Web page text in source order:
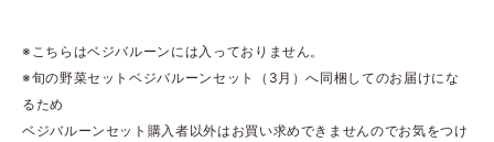
※こちらはベジバルーンには入っておりません。
※旬の野菜セットベジバルーンセット（3月）へ同梱してのお届けにな
るため
ベジバルーンセット購入者以外はお買い求めできませんのでお気をつけ